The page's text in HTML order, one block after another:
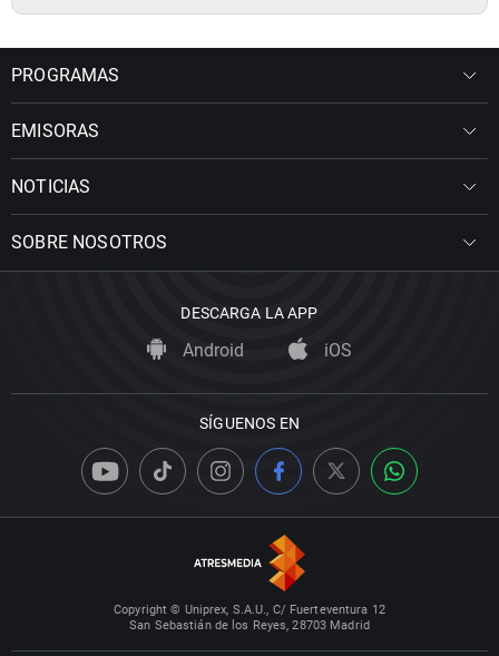
PROGRAMAS
EMISORAS
NOTICIAS
SOBRE NOSOTROS
DESCARGA LA APP
Android iOS
SÍGUENOS EN
Copyright © Uniprex, S.A.U., C/ Fuerteventura 12
San Sebastián de los Reyes, 28703 Madrid